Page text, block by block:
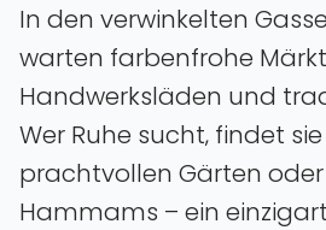
In den verwinkelten
warten farbenfrohe
Handwerksläden und
Wer Ruhe sucht‚ findet
prachtvollen Gärten
Hammams – ein